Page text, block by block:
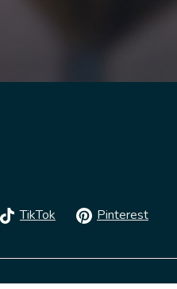
TikTok Pinterest